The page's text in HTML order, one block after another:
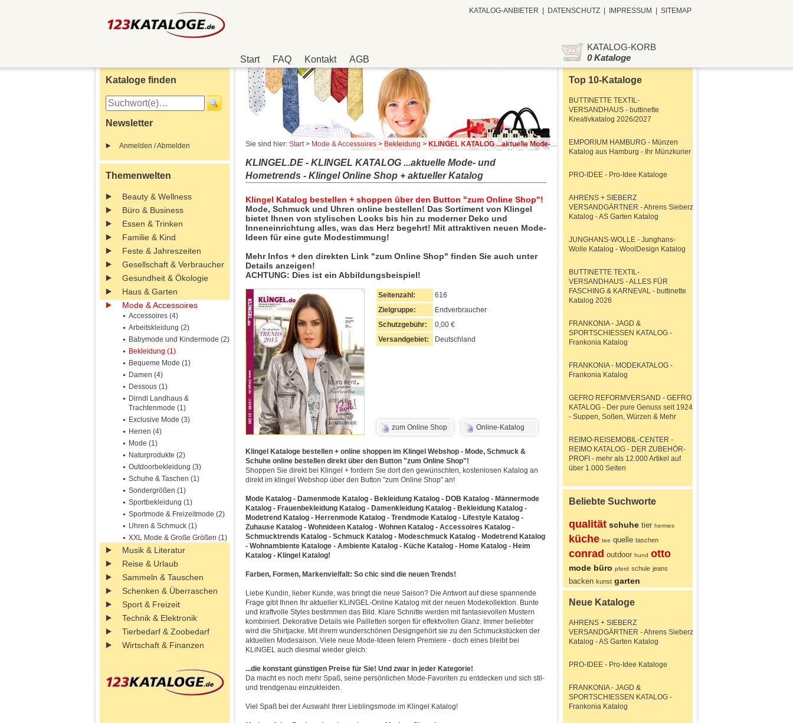
Start FAQ Kontakt AGB
KATALOG-ANBIETER DATENSCHUTZ IMPRESSUM SITEMAP
KATALOG-KORB
0 Kataloge
Kataloge finden
Newsletter
Anmelden / Abmelden
Themenwelten
Beauty & Wellness
Büro & Business
Essen & Trinken
Familie & Kind
Feste & Jahreszeiten
Gesellschaft & Verbraucher
Gesundheit & Ökologie
Haus & Garten
Mode & Accessoires
Accessoires (4)
Arbeitskleidung (2)
Babymode und Kindermode (2)
Bekleidung (1)
Bequeme Mode (1)
Damen (4)
Dessous (1)
Dirndl Landhaus &
Trachtenmode (1)
Exclusive Mode (3)
Herren (4)
Mode (1)
Naturprodukte (2)
Outdoorbekleidung (3)
Schuhe & Taschen (1)
Sondergrößen (1)
Sportbekleidung (1)
Sportmode & Freizeitmode (2)
Uhren & Schmuck (1)
XXL Mode & Große Größen (1)
Musik & Literatur
Reise & Urlaub
Sammeln & Tauschen
Schenken & Überraschen
Sport & Freizeit
Technik & Elektronik
Tierbedarf & Zoobedarf
Wirtschaft & Finanzen
Sie sind hier: Start> Mode & Accessoires > Bekleidung > KLINGEL KATALOG ...aktuelle Mode- und Hometrends - Klingel Online Shop + aktueller Katalog
KLINGEL.DE - KLINGEL KATALOG ...aktuelle Mode- und
Hometrends - Klingel Online Shop + aktueller Katalog
Klingel Katalog bestellen + shoppen über den Button "zum Online Shop"!
Mode, Schmuck und Uhren online bestellen! Das Sortiment von Klingel
bietet Ihnen von stylischen Looks bis hin zu moderner Deko und
Inneneinrichtung alles, was das Herz begehrt! Mit attraktiven neuen Mode-
Ideen für eine gute Modestimmung!
Mehr Infos + den direkten Link "zum Online Shop" finden Sie auch unter
Details anzeigen!
ACHTUNG: Dies ist ein Abbildungsbeispiel!
Seitenzahl:
616
Zielgruppe:
Endverbraucher
Schutzgebühr:
0,00 €
Versandgebiet:
Deutschland
zum Online Shop Online-Katalog
Klingel Kataloge bestellen + online shoppen im Klingel Webshop - Mode, Schmuck &
Schuhe online bestellen direkt über den Button "zum Online Shop"!
Shoppen Sie direkt bei Klingel + fordern Sie dort den gewünschten, kostenlosen Katalog an
direkt im klingel Webshop über den Button "zum Online Shop" an!
Mode Katalog - Damenmode Katalog - Bekleidung Katalog - DOB Katalog - Männermode
Katalog - Frauenbekleidung Katalog - Damenkleidung Katalog - Bekleidung Katalog -
Modetrend Katalog - Herrenmode Katalog - Trendmode Katalog - Lifestyle Katalog -
Zuhause Katalog - Wohnideen Katalog - Wohnen Katalog - Accessoires Katalog -
Schmucktrends Katalog - Schmuck Katalog - Modeschmuck Katalog - Modetrend Katalog
- Wohnambiente Kataloge - Ambiente Katalog - Küche Katalog - Home Katalog - Heim
Katalog - Klingel Katalog!
Farben, Formen, Markenvielfalt: So chic sind die neuen Trends!
Liebe Kundin, lieber Kunde, was bringt die neue Saison? Die Antwort auf diese spannende
Frage gibt Ihnen Ihr aktueller KLiNGEL-Online Katalog mit der neuen Modekollektion. Bunte
und kraftvolle Styles bestimmen das Bild. Klare Schnitte werden mit fantasievollen Mustern
kombiniert. Dekorative Details wie Pailletten sorgen für effektvollen Glanz. Immer beliebter
wird die Shirtjacke. Mit ihrem wunderschönen Designgehört sie zu den Schmuckstücken der
aktuellen Modesaison. Viele neue Mode-Ideen feiern Premiere - doch eines bleibt bei
KLiNGEL auch diesmal wieder gleich:
...die konstant günstigen Preise für Sie! Und zwar in jeder Kategorie!
Da macht es noch mehr Spaß, seine persönlichen Mode-Favoriten zu entdecken und sich stil-
und trendgenau einzukleiden.
Viel Spaß bei der Auswahl Ihrer Lieblingsmode im Klingel Katalog!
Top 10-Kataloge
BUTTINETTE TEXTIL-
VERSANDHAUS - buttinette
Kreativkatalog 2026/2027
EMPORIUM HAMBURG - Münzen
Katalog aus Hamburg - Ihr Münzkurier
PRO-IDEE - Pro-Idee Kataloge
AHRENS + SIEBERZ
VERSANDGÄRTNER - Ahrens Sieberz
Katalog - AS Garten Katalog
JUNGHANS-WOLLE - Junghans-
Wolle Katalog - WoolDesign Katalog
BUTTINETTE TEXTIL-
VERSANDHAUS - ALLES FÜR
FASCHING & KARNEVAL - buttinette
Katalog 2026
FRANKONIA - JAGD &
SPORTSCHIESSEN KATALOG -
Frankonia Katalog
FRANKONIA - MODEKATALOG -
Frankonia Katalog
GEFRO REFORMVERSAND - GEFRO
KATALOG - Der pure Genuss seit 1924
- Suppen, Soßen, Würzen & Mehr
REIMO-REISEMOBIL-CENTER -
REIMO KATALOG - DER ZUBEHÖR-
PROFI - mehr als 12.000 Artikel auf
über 1.000 Seiten
Beliebte Suchworte
qualität schuhe tier hermes
küche tee quelle taschen
conrad outdoor hund otto
mode büro pferd schule jeans
backen kunst garten
Neue Kataloge
AHRENS + SIEBERZ
VERSANDGÄRTNER - Ahrens Sieberz
Katalog - AS Garten Katalog
PRO-IDEE - Pro-Idee Kataloge
FRANKONIA - JAGD &
SPORTSCHIESSEN KATALOG -
Frankonia Katalog